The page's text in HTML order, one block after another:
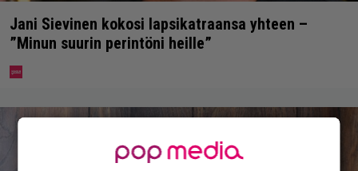
Jani Sievinen kokosi lapsikatraansa yhteen –
”Minun suurin perintöni heille”